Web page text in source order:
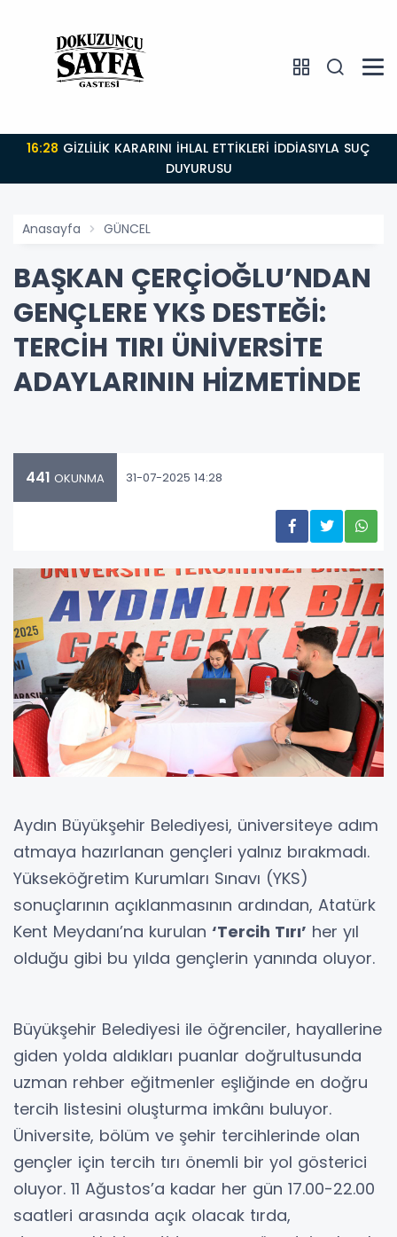
16:28
DUYURUSU
Anasayfa GÜNCEL
BAŞKAN ÇERÇİOĞLU’NDAN
GENÇLERE YKS DESTEĞİ:
TERCİH TIRI ÜNİVERSİTE
ADAYLARININ HİZMETİNDE
441 OKUNMA 31-07-2025 14:28
Aydın Büyükşehir Belediyesi, üniversiteye adım
atmaya hazırlanan gençleri yalnız bırakmadı.
Yükseköğretim Kurumları Sınavı (YKS)
sonuçlarının açıklanmasının ardından, Atatürk
Kent Meydanı’na kurulan ‘Tercih Tırı’ her yıl
olduğu gibi bu yılda gençlerin yanında oluyor.
Büyükşehir Belediyesi ile öğrenciler, hayallerine
giden yolda aldıkları puanlar doğrultusunda
uzman rehber eğitmenler eşliğinde en doğru
tercih listesini oluşturma imkânı buluyor.
Üniversite, bölüm ve şehir tercihlerinde olan
gençler için tercih tırı önemli bir yol gösterici
oluyor. 11 Ağustos’a kadar her gün 17.00-22.00
saatleri arasında açık olacak tırda,